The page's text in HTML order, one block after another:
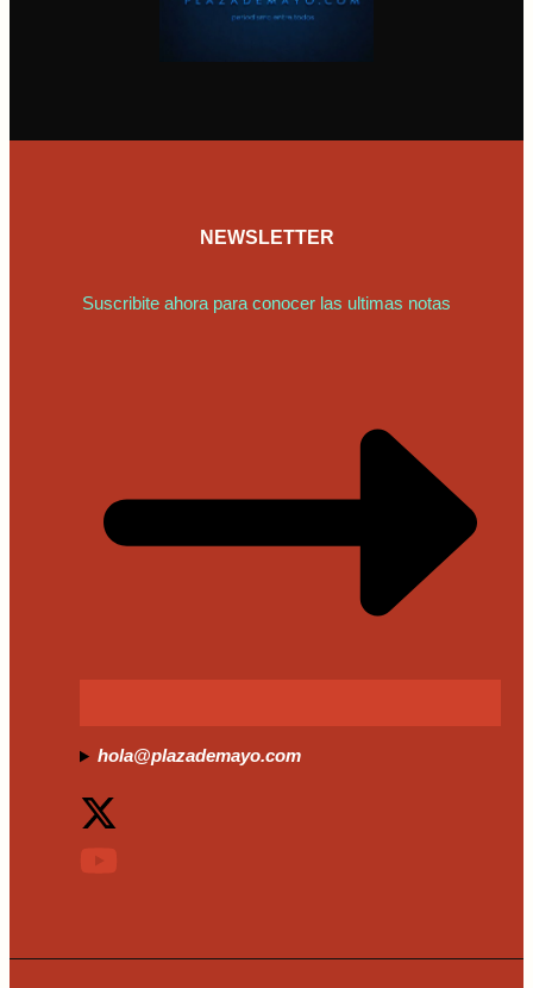
NEWSLETTER
Suscribite ahora para conocer las ultimas notas
hola@plazademayo.com